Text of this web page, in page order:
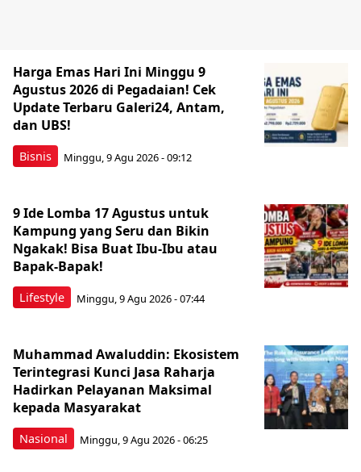
Bisnis
Harga Emas Hari Ini Minggu 9
Agustus 2026 di Pegadaian! Cek
Update Terbaru Galeri24, Antam,
dan UBS!
Minggu, 9 Agu 2026 - 09:12
Lifestyle
9 Ide Lomba 17 Agustus untuk
Kampung yang Seru dan Bikin
Ngakak! Bisa Buat Ibu-Ibu atau
Bapak-Bapak!
Minggu, 9 Agu 2026 - 07:44
Nasional
Muhammad Awaluddin: Ekosistem
Terintegrasi Kunci Jasa Raharja
Hadirkan Pelayanan Maksimal
kepada Masyarakat
Minggu, 9 Agu 2026 - 06:25